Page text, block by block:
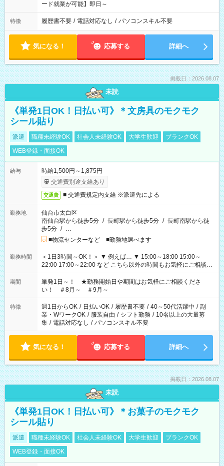
ード就業が可能】即日～
特徴 履歴書不要 / 電話対応なし / パソコンスキル不要
気になる！ 応募する 詳細へ
掲載日：2026.08.07
未読
《単発1日OK！日払い可》＊文房具のモクモク
シール貼り
派遣 職種未経験OK 社会人未経験OK 大学生歓迎
ブランクOK
WEB登録・面接OK
給与
時給1,500円～1,875円
交通費別途支給あり
交通費 ■ 交通費規定内支給 ※派遣先による
勤務地
仙台市太白区
南仙台駅から徒歩5分 / 長町駅から徒歩5分 / 長町南駅から徒
歩5分 / …
■物流センターなど ■勤務地選べます
勤務時間
＜1日3時間～OK！＞ ▼ 例えば… ▼ 15:00～18:00 15:00～
22:00 17:00～22:00 など こちら以外の時間もお気軽にご相談く
ださい！
期間
単発1日～！ ★勤務開始日や期間はお気軽にご相談くださ
い！ ＃8月～ ＃9月～
特徴 週1日からOK / 日払いOK / 履歴書不要 / 40～50代活躍中 / 副
業・WワークOK / 服装自由 / シフト勤務 / 10名以上の大量募
集 / 電話対応なし / パソコンスキル不要
気になる！ 応募する 詳細へ
掲載日：2026.08.07
未読
《単発1日OK！日払い可》＊お菓子のモクモク
シール貼り
派遣 職種未経験OK 社会人未経験OK 大学生歓迎
ブランクOK
WEB登録・面接OK